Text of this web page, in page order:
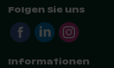
Folgen Sie uns
Informationen